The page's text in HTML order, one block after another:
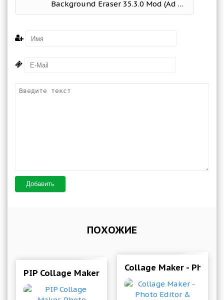
Background Eraser 35.3.0 Mod (Ad free)
Добавить
ПОХОЖИЕ
PIP Collage Maker-Photo Collage Editor
Collage Maker - Photo